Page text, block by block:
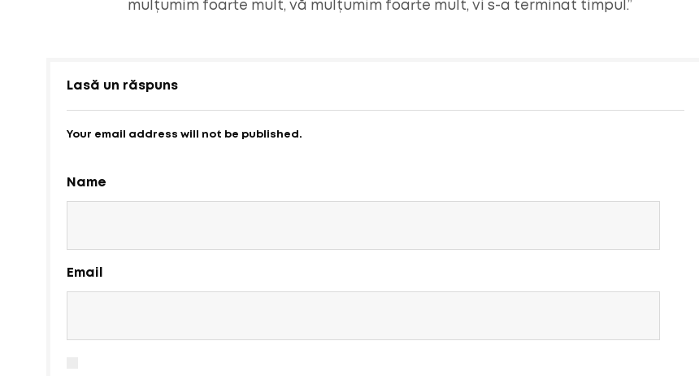
mulțumim foarte mult, vă mulțumim foarte mult, vi s-a terminat timpul.”
Lasă un răspuns
Your email address will not be published.
Name
Email